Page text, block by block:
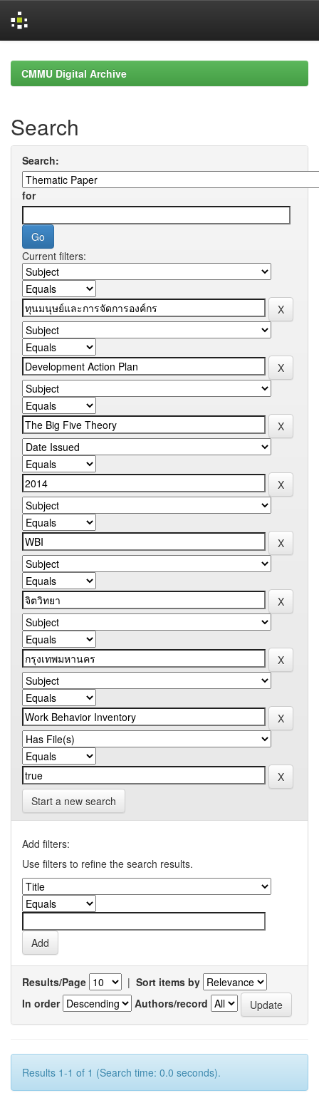
navigationCMMU Digital Archive
Search
Search:
for
Current filters:
Start a new search
Add filters:
Use filters to refine the search results.
Results/Page | Sort items by
In order
Authors/record
Results 1-1 of 1 (Search time: 0.0 seconds).